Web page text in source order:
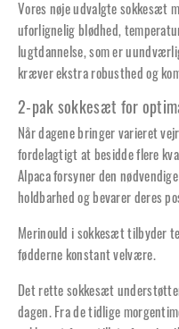
Vores nøje udvalgte sokkesæt
uforlignelig blødhed,
lugtdannelse, som er
kræver ekstra robusthed og
2-pak sokkesæt for
Når dagene bringer varieret
fordelagtigt at besidde flere
Alpaca forsyner den
holdbarhed og bevarer deres
Merinould i sokkesæt tilbyder
fødderne konstant velvære.
Det rette sokkesæt
dagen. Fra de tidlige